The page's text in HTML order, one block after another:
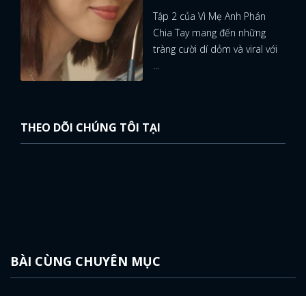
Tập 2 của Vì Mẹ Anh Phán
Chia Tay mang đến những
tràng cười dí dỏm và viral với
...
THEO DÕI CHÚNG TÔI TẠI
BÀI CÙNG CHUYÊN MỤC